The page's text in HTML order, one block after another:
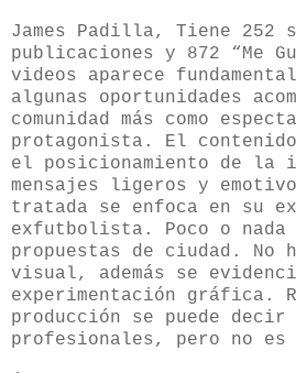
James Padilla, Tiene 252
publicaciones y 872 “Me
videos aparece
algunas oportunidades
comunidad más como
protagonista. El
el posicionamiento de la
mensajes ligeros y
tratada se enfoca en su
exfutbolista. Poco o nada
propuestas de ciudad. No
visual, además se
experimentación gráfica.
producción se puede decir
profesionales, pero no